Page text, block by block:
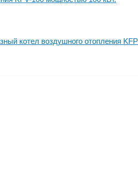
котел воздушного отопления